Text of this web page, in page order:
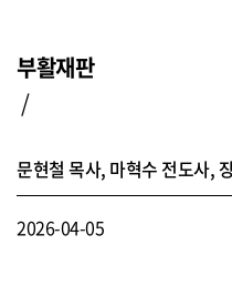
부활재판
/
문현철 목사, 마혁수 전도사,
2026-04-05